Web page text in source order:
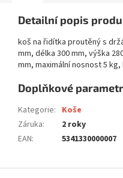
Detailní popis
koš na řidítka proutěný s
mm, délka 300 mm, výška
mm, maximální nosnost 5
Doplňkové
Kategorie: Koše
Záruka:
2 roky
EAN: 5341330000007